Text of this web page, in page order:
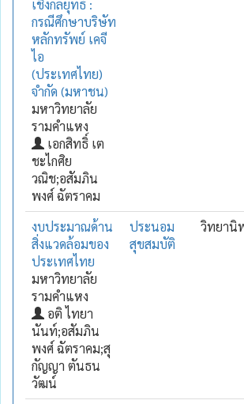
เชิงกลยุทธ์ :
กรณีศึกษาบริษัท
หลักทรัพย์ เคจี
ไอ
(ประเทศไทย)
จำกัด (มหาชน)
มหาวิทยาลัย
รามคำแหง
เอกสิทธิ์ เต
ชะไกศิย
วณิช;อสัมภิน
พงศ์ ฉัตราคม
งบประมาณด้าน
สิ่งแวดล้อมของ
ประเทศไทย
มหาวิทยาลัย
รามคำแหง
อติ ไทยา
นันท์;อสัมภิน
พงศ์ ฉัตราคม;สุ
กัญญา ตันธน
วัฒน์
ประนอม
สุขสมบัติ
วิทยานิ